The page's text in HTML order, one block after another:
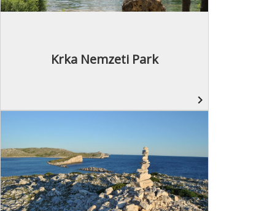
Krka Nemzeti Park
navigate_next